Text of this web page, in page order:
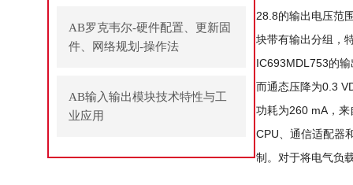
AB罗克韦尔-硬件配置、更新固
件、网络规划-操作法
AB输入输出模块技术特性与工
业应用
28.8的输出电压范
块带有输出分组，
IC693MDL753的
而通态压降为0.3
功耗为260 mA，
CPU、通信适配器
制。对于将电气负